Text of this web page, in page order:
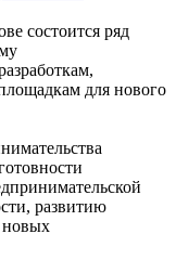
состоится ряд
для нового
развитию
новых